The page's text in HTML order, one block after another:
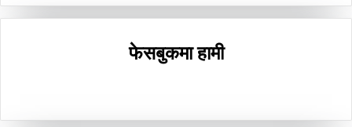
फेसबुकमा हामी